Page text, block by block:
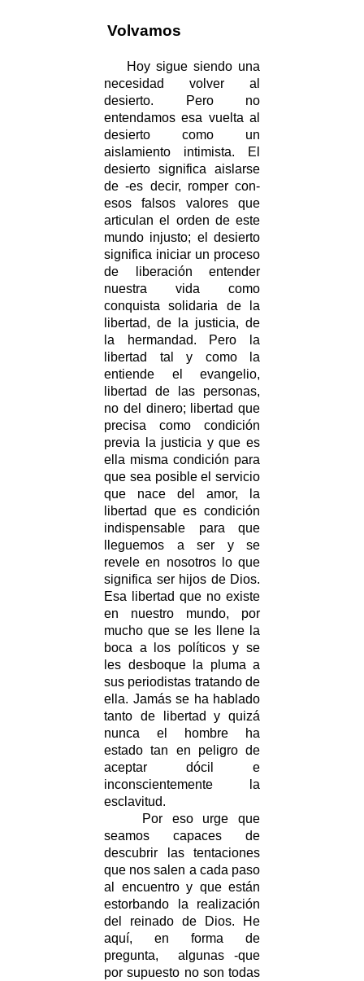
Volvamos
Hoy sigue siendo una
necesidad volver al
desierto. Pero no
entendamos esa vuelta al
desierto como un
aislamiento intimista. El
desierto significa aislarse
de -es decir, romper con-
esos falsos valores que
articulan el orden de este
mundo injusto; el desierto
significa iniciar un proceso
de liberación entender
nuestra vida como
conquista solidaria de la
libertad, de la justicia, de
la hermandad. Pero la
libertad tal y como la
entiende el evangelio,
libertad de las personas,
no del dinero; libertad que
precisa como condición
previa la justicia y que es
ella misma condición para
que sea posible el servicio
que nace del amor, la
libertad que es condición
indispensable para que
lleguemos a ser y se
revele en nosotros lo que
significa ser hijos de Dios.
Esa libertad que no existe
en nuestro mundo, por
mucho que se les llene la
boca a los políticos y se
les desboque la pluma a
sus periodistas tratando de
ella. Jamás se ha hablado
tanto de libertad y quizá
nunca el hombre ha
estado tan en peligro de
aceptar dócil e
inconscientemente la
esclavitud.
Por eso urge que
seamos capaces de
descubrir las tentaciones
que nos salen a cada paso
al encuentro y que están
estorbando la realización
del reinado de Dios. He
aquí, en forma de
pregunta, algunas -que
por supuesto no son todas